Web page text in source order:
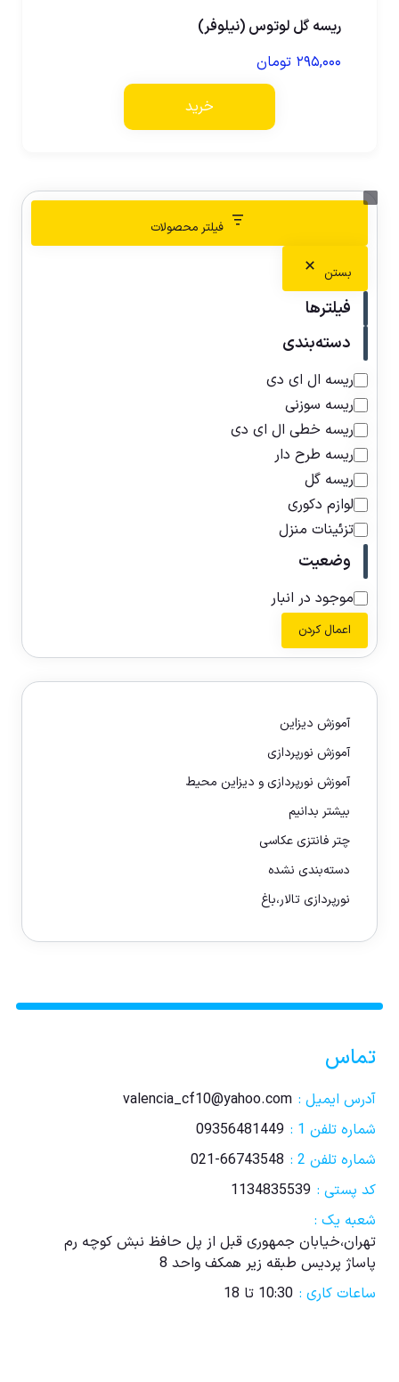
ریسه گل لوتوس (نیلوفر)
۲۹۵,۰۰۰ تومان
خرید
فیلتر محصولات
بستن
فیلترها
دسته‌بندی
ریسه ال ای دی
ریسه سوزنی
ریسه خطی ال ای دی
ریسه طرح دار
ریسه گل
لوازم دکوری
تزئینات منزل
وضعیت
موجود در انبار
اعمال کردن
آموزش دیزاین
آموزش نورپردازی
آموزش نورپردازی و دیزاین محیط
بیشتر بدانیم
چتر فانتزی عکاسی
دسته‌بندی نشده
نورپردازی تالار،باغ
تماس
آدرس ایمیل : valencia_cf10@yahoo.com
شماره تلفن 1 :
09356481449
شماره تلفن 2 :
021-66743548
کد پستی : 1134835539
شعبه یک :
تهران،خیابان جمهوری قبل از پل حافظ نبش کوچه رم
پاساژ پردیس طبقه زیر همکف واحد 8
ساعات کاری : 10:30 تا 18